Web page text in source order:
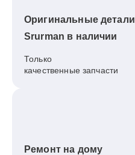
Оригинальные детали
Srurman в наличии
Только
качественные запчасти
Ремонт на дому